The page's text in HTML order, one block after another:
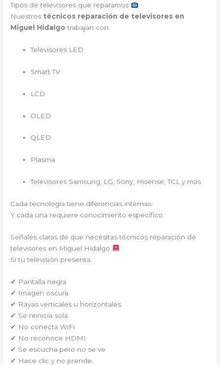
Tipos de televisores que reparamos
Nuestros técnicos reparación de televisores en
Miguel Hidalgo trabajan con:
Televisores LED
Smart TV
LCD
OLED
QLED
Plasma
Televisores Samsung, LG, Sony, Hisense, TCL y más
Cada tecnología tiene diferencias internas.
Y cada una requiere conocimiento específico.
Señales claras de que necesitas técnicos reparación de
televisores en Miguel Hidalgo
Si tu televisión presenta:
✔ Pantalla negra
✔ Imagen oscura
✔ Rayas verticales u horizontales
✔ Se reinicia sola
✔ No conecta WiFi
✔ No reconoce HDMI
✔ Se escucha pero no se ve
✔ Hace clic y no prende